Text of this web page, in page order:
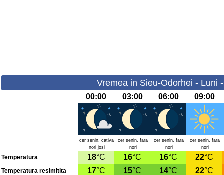
Vremea in Sieu-Odorhei - Luni
00:00 03:00 06:00 09:00
cer senin, cativa
nori josi
cer senin, fara
nori
cer senin, fara
nori
cer senin, fara
nori
Temperatura 18°C 16°C 16°C 22°C
Temperatura resimitita 17°C 15°C 14°C 22°C